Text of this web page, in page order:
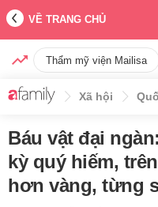
VỀ TRANG CHỦ
Thẩm mỹ viện Mailisa
Xã hội
Báu vật đại
kỳ quý hiếm,
hơn vàng, từng